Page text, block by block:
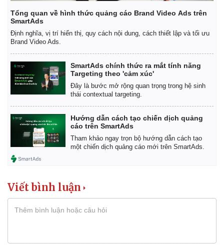
Tổng quan về hình thức quảng cáo Brand Video Ads trên
SmartAds
Định nghĩa, vị trí hiển thị, quy cách nội dung, cách thiết lập và tối ưu
Brand Video Ads.
SmartAds chính thức ra mắt tính năng
Targeting theo 'cảm xúc'
Đây là bước mở rộng quan trọng trong hệ sinh
thái contextual targeting.
Hướng dẫn cách tạo chiến dịch quảng
cáo trên SmartAds
Tham khảo ngay trọn bộ hướng dẫn cách tạo
một chiến dịch quảng cáo mới trên SmartAds.
Viết bình luận